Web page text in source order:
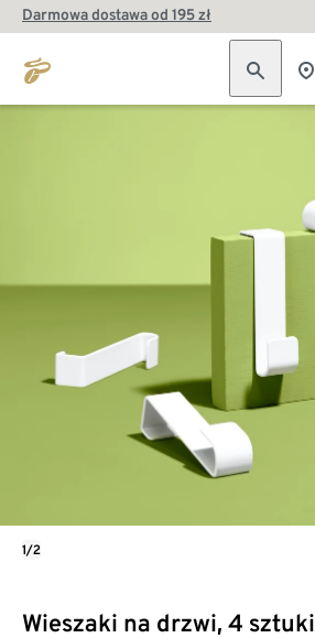
Darmowa dostawa od 195 zł
Wieszaki na drzwi, 4 sztuki
1/2